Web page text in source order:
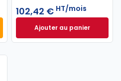
2027 à 219,00 € TTC
102,42 € HT/mois
Ajouter au panier
INNEO Cabinet